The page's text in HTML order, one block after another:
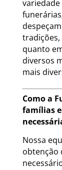
quanto
diversos
mais
Como a
famílias
Nossa
obtenção